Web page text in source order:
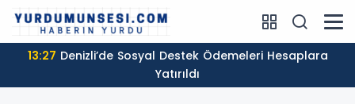
13:27
Yatırıldı